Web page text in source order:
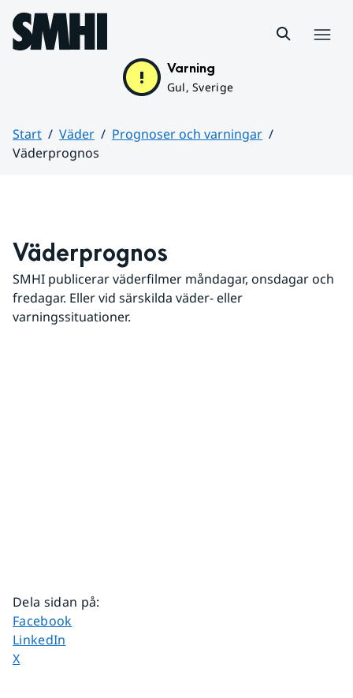
Hoppa till sidans innehåll
Varning
Gul, Sverige
Start Väder
Prognoser och varningar
Väderprognos
Väderprognos
SMHI publicerar väderfilmer måndagar, onsdagar och
fredagar. Eller vid särskilda väder- eller
varningssituationer.
Dela sidan på:
Dela sidan på
Facebook
Dela sidan på
LinkedIn
Dela sidan på
X